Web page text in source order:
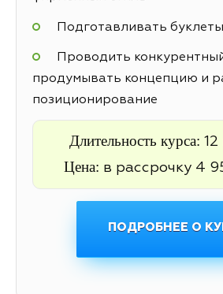
Подготавливать буклеты
Проводить
продумывать концепцию и
позиционирование
Длительность курса:
Цена: в рассрочку 4
ПОДРОБНЕЕ О